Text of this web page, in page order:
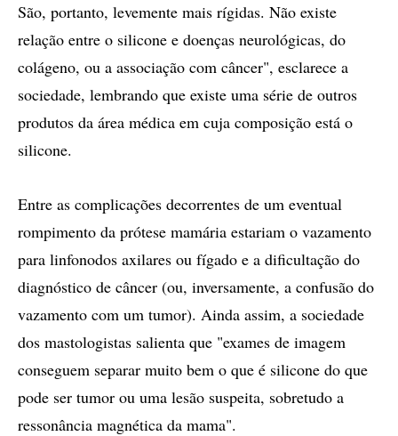
São, portanto, levemente mais rígidas. Não existe
relação entre o silicone e doenças neurológicas, do
colágeno, ou a associação com câncer", esclarece a
sociedade, lembrando que existe uma série de outros
produtos da área médica em cuja composição está o
silicone.
Entre as complicações decorrentes de um eventual
rompimento da prótese mamária estariam o vazamento
para linfonodos axilares ou fígado e a dificultação do
diagnóstico de câncer (ou, inversamente, a confusão do
vazamento com um tumor). Ainda assim, a sociedade
dos mastologistas salienta que "exames de imagem
conseguem separar muito bem o que é silicone do que
pode ser tumor ou uma lesão suspeita, sobretudo a
ressonância magnética da mama".